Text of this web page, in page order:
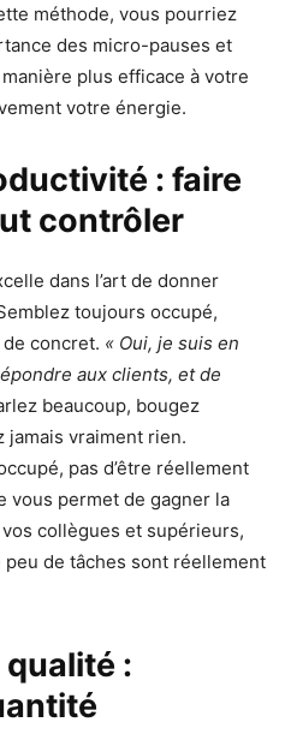
méthode, vous pourriez
des micro-pauses et
plus efficace à votre
votre énergie.
: faire
contrôler
dans l’art de donner
toujours occupé,
concret. « Oui, je suis en
aux clients, et de
beaucoup, bougez
jamais vraiment rien.
pas d’être réellement
vous permet de gagner la
collègues et supérieurs,
de tâches sont réellement
qualité :